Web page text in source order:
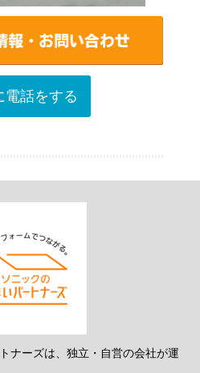
電話をする
ナーズは、独立・自営の会社が運